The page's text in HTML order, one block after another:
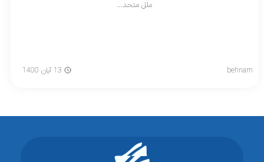
ملل متحد…
behnam